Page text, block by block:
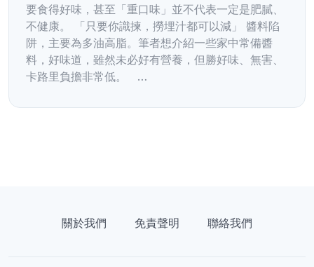
要食得好味，甚至「重口味」並不代表一定是肥膩、
不健康。 「只要你識揀，撈埋汁都可以減」 醬料陷
阱，主要為多油高脂。筆者想介紹一些家中常備醬
料，好味道，雖然未必好有營養，但勝好味、無害、
卡路里負擔非常低。 …
關於我們 免責聲明 聯絡我們